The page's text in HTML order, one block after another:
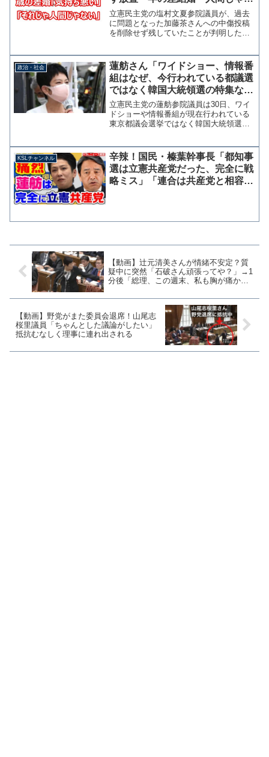
い」「気持ち悪い」
立憲民主党の塩村文夏参院議員が、過去
に問題となった加藤茶さんへの中傷投稿
を削除せず残していたことが判明した。
「気持ち悪い」と中傷し、それに対して
一般人が同調したことにコメ...
政治・社会
蓮舫さん「ワイドショー、情報番
組はなぜ、今行われている都議選
ではなく韓国大統領選の特集なん
だろう」
立憲民主党の蓮舫参院議員は30日、ワイ
ドショーや情報番組が現在行われている
東京都議会選挙ではなく韓国大統領選を
ぜ、今行われている都議選ではなく韓国
大統領選の特集なんだろう...
KSLチャンネル
辛辣！国民・榛葉幹事長「都知事
選は立憲共産党だった、完全に戦
略ミス」「連合は共産党と相容れ
【動画】辻元清美さんが情緒不安定？質
疑中に突然「石破さん頑張ってや？」→1
分後「総理、この週末、私も胸が痛かっ
【動画】野党がまた委員会退席！山尾志
桜里議員「ちゃんとした議論がしたい」
抵抗むなしく理事に連れ出される